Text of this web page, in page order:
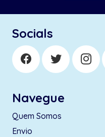
Socials
Navegue
Quem Somos
Envio